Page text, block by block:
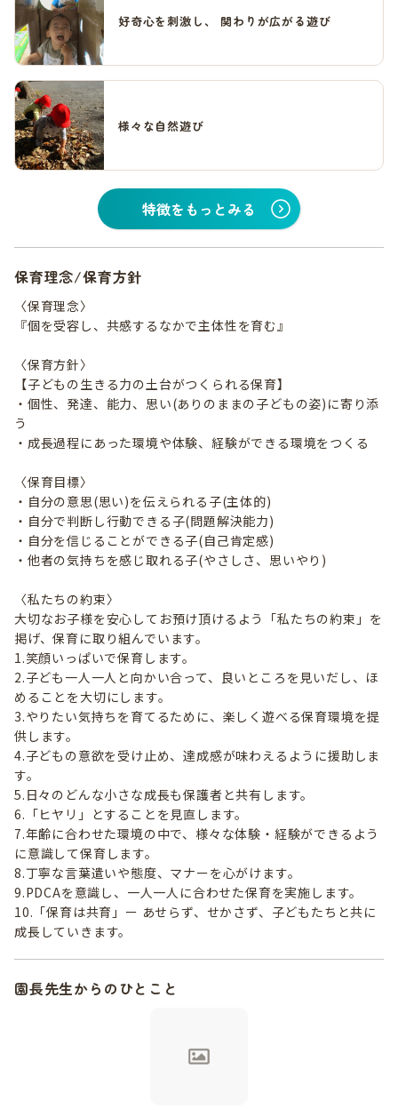
好奇心を刺激し、 関わりが広がる遊び
様々な自然遊び
特徴をもっとみる
保育理念/保育方針
〈保育理念〉
『個を受容し、共感するなかで主体性を育む』
〈保育方針〉
【子どもの生きる力の土台がつくられる保育】
・個性、発達、能力、思い(ありのままの子どもの姿)に寄り添
う
・成長過程にあった環境や体験、経験ができる環境をつくる
〈保育目標〉
・自分の意思(思い)を伝えられる子(主体的)
・自分で判断し行動できる子(問題解決能力)
・自分を信じることができる子(自己肯定感)
・他者の気持ちを感じ取れる子(やさしさ、思いやり)
〈私たちの約束〉
大切なお子様を安心してお預け頂けるよう「私たちの約束」を
掲げ、保育に取り組んでいます。
1.笑顔いっぱいで保育します。
2.子ども一人一人と向かい合って、良いところを見いだし、ほ
めることを大切にします。
3.やりたい気持ちを育てるために、楽しく遊べる保育環境を提
供します。
4.子どもの意欲を受け止め、達成感が味わえるように援助しま
す。
5.日々のどんな小さな成長も保護者と共有します。
6.「ヒヤリ」とすることを見直します。
7.年齢に合わせた環境の中で、様々な体験・経験ができるよう
に意識して保育します。
8.丁寧な言葉遣いや態度、マナーを心がけます。
9.PDCAを意識し、一人一人に合わせた保育を実施します。
10.「保育は共育」ー あせらず、せかさず、子どもたちと共に
成長していきます。
園長先生からのひとこと